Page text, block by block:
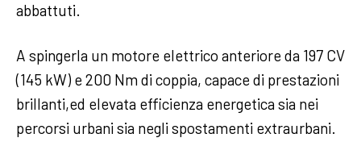
abbattuti.
A spingerla un motore elettrico anteriore da 197 CV
(145 kW) e 200 Nm di coppia, capace di prestazioni
brillanti,ed elevata efficienza energetica sia nei
percorsi urbani sia negli spostamenti extraurbani.